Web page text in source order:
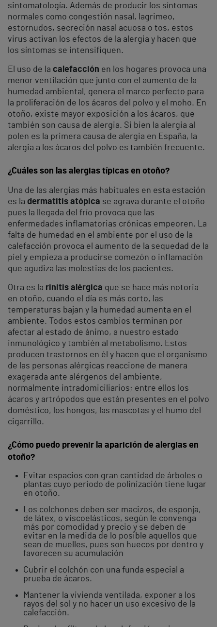
sintomatología. Además de producir los síntomas
normales como congestión nasal, lagrimeo,
estornudos, secreción nasal acuosa o tos, estos
virus activan los efectos de la alergia y hacen que
los síntomas se intensifiquen.
El uso de la calefacción en los hogares provoca una
menor ventilación que junto con el aumento de la
humedad ambiental, genera el marco perfecto para
la proliferación de los ácaros del polvo y el moho. En
otoño, existe mayor exposición a los ácaros, que
también son causa de alergia. Si bien la alergia al
polen es la primera causa de alergia en España, la
alergia a los ácaros del polvo es también frecuente.
¿Cuáles son las alergias típicas en otoño?
Una de las alergias más habituales en esta estación
es la dermatitis atópica se agrava durante el otoño
pues la llegada del frío provoca que las
enfermedades inflamatorias crónicas empeoren. La
falta de humedad en el ambiente por el uso de la
calefacción provoca el aumento de la sequedad de la
piel y empieza a producirse comezón o inflamación
que agudiza las molestias de los pacientes.
Otra es la rinitis alérgica que se hace más notoria
en otoño, cuando el día es más corto, las
temperaturas bajan y la humedad aumenta en el
ambiente. Todos estos cambios terminan por
afectar al estado de ánimo, a nuestro estado
inmunológico y también al metabolismo. Estos
producen trastornos en él y hacen que el organismo
de las personas alérgicas reaccione de manera
exagerada ante alérgenos del ambiente,
normalmente intradomiciliarios; entre ellos los
ácaros y artrópodos que están presentes en el polvo
doméstico, los hongos, las mascotas y el humo del
cigarrillo.
¿Cómo puedo prevenir la aparición de alergias en
otoño?
Evitar espacios con gran cantidad de árboles o
plantas cuyo periodo de polinización tiene lugar
en otoño.
Los colchones deben ser macizos, de esponja,
de látex, o viscoelásticos, según le convenga
más por comodidad y precio y se deben de
evitar en la medida de lo posible aquellos que
sean de muelles, pues son huecos por dentro y
favorecen su acumulación
Cubrir el colchón con una funda especial a
prueba de ácaros.
Mantener la vivienda ventilada, exponer a los
rayos del sol y no hacer un uso excesivo de la
calefacción.